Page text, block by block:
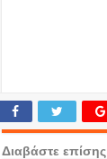
Διαβάστε επίσης